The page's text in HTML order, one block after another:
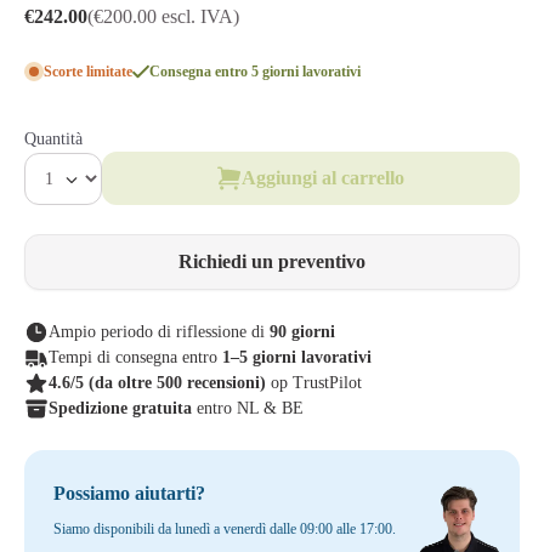
€242.00(€200.00 escl. IVA)
Scorte limitate Consegna entro 5 giorni lavorativi
Quantità
Aggiungi al carrello
Richiedi un preventivo
Ampio periodo di riflessione di 90 giorni
Tempi di consegna entro 1–5 giorni lavorativi
4.6/5 (da oltre 500 recensioni) op TrustPilot
Spedizione gratuita entro NL & BE
Possiamo aiutarti?
Siamo disponibili da lunedì a venerdì dalle 09:00 alle 17:00.